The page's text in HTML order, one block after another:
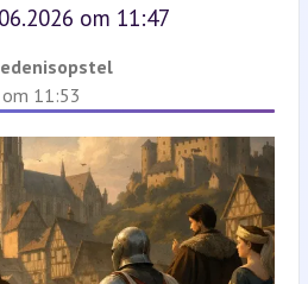
om 11:47
11:53